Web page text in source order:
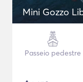
Mini Gozzo
Passeio pedestre